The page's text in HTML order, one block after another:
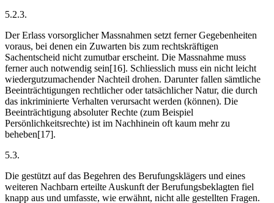
5.2.3.
Der Erlass vorsorglicher Massnahmen setzt ferner Gegebenheiten
voraus, bei denen ein Zuwarten bis zum rechtskräftigen
Sachentscheid nicht zumutbar erscheint. Die Massnahme muss
ferner auch notwendig sein[16]. Schliesslich muss ein nicht leicht
wiedergutzumachender Nachteil drohen. Darunter fallen sämtliche
Beeinträchtigungen rechtlicher oder tatsächlicher Natur, die durch
das inkriminierte Verhalten verursacht werden (können). Die
Beeinträchtigung absoluter Rechte (zum Beispiel
Persönlichkeitsrechte) ist im Nachhinein oft kaum mehr zu
beheben[17].
5.3.
Die gestützt auf das Begehren des Berufungsklägers und eines
weiteren Nachbarn erteilte Auskunft der Berufungsbeklagten fiel
knapp aus und umfasste, wie erwähnt, nicht alle gestellten Fragen.